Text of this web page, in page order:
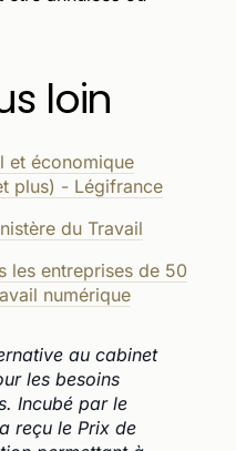
loin
et économique
plus) - Légifrance
du Travail
les entreprises de 50
numérique
au cabinet
les besoins
Incubé par le
reçu le Prix de